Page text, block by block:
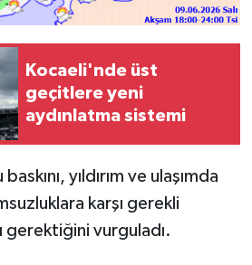
Kocaeli'nde üst
geçitlere yeni
aydınlatma sistemi
yıldırım ve ulaşımda
karşı gerekli
gerektiğini vurguladı.